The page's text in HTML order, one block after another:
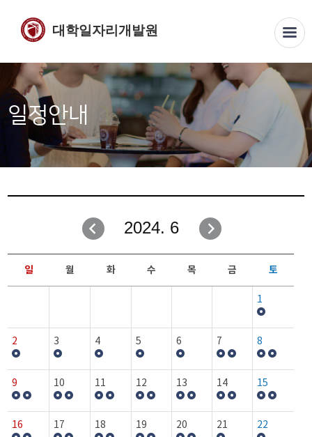
대학일자리개발원
일정안내
2024. 6
일 월 화 수 목 금 토
1
2 3 4 5 6 7 8
9 10 11 12 13 14 15
16 17 18 19 20 21 22